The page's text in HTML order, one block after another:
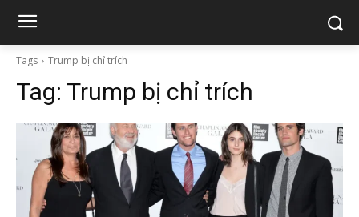
Tags Trump bị chỉ trích
Tag: Trump bị chỉ trích